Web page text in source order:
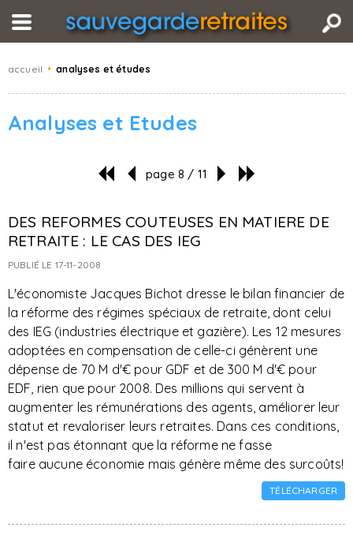
accueil • analyses et études
Analyses et Etudes
page 8 / 11
DES REFORMES COUTEUSES EN MATIERE DE
RETRAITE : LE CAS DES IEG
PUBLIÉ LE 17-11-2008
L'économiste Jacques Bichot dresse le bilan financier de
la réforme des régimes spéciaux de retraite, dont celui
des IEG (industries électrique et gazière). Les 12 mesures
adoptées en compensation de celle-ci génèrent une
dépense de 70 M d'€ pour GDF et de 300 M d'€ pour
EDF, rien que pour 2008. Des millions qui servent à
augmenter les rémunérations des agents, améliorer leur
statut et revaloriser leurs retraites. Dans ces conditions,
il n'est pas étonnant que la réforme ne fasse
faire aucune économie mais génère même des surcoûts!
TÉLÉCHARGER